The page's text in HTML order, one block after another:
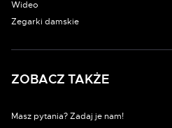
Wideo
Zegarki damskie
ZOBACZ TAKŻE
Masz pytania? Zadaj je nam!